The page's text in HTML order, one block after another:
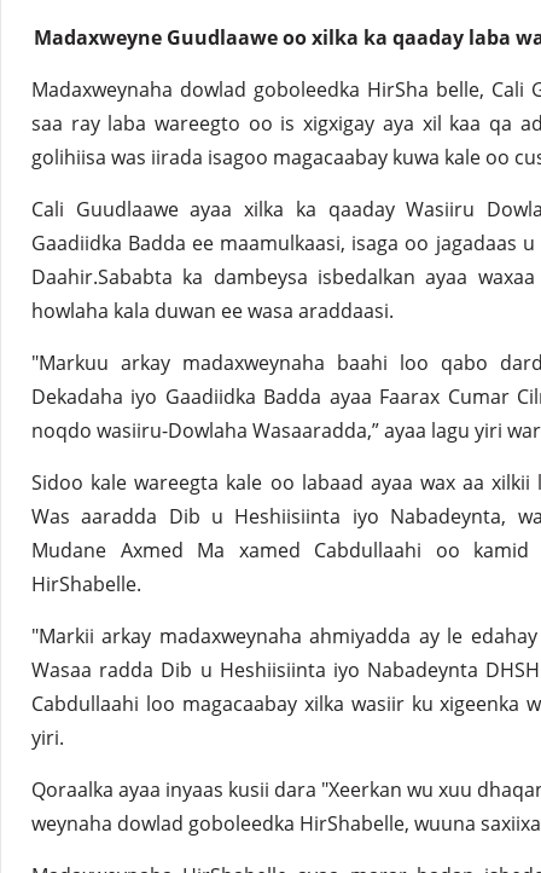
Madaxweyne Guudlaawe oo xilka ka qaaday laba
Madaxweynaha dowlad goboleedka HirSha belle, Cali
saa ray laba wareegto oo is xigxigay aya xil kaa qa
golihiisa was iirada isagoo magacaabay kuwa kale oo
Cali Guudlaawe ayaa xilka ka qaaday Wasiiru
Gaadiidka Badda ee maamulkaasi, isaga oo jagadaas
Daahir.Sababta ka dambeysa isbedalkan ayaa
howlaha kala duwan ee wasa araddaasi.
"Markuu arkay madaxweynaha baahi loo qabo
Dekadaha iyo Gaadiidka Badda ayaa Faarax Cumar
noqdo wasiiru-Dowlaha Wasaaradda,” ayaa lagu yiri
Sidoo kale wareegta kale oo labaad ayaa wax aa xilkii
Was aaradda Dib u Heshiisiinta iyo Nabadeynta,
Mudane Axmed Ma xamed Cabdullaahi oo
HirShabelle.
"Markii arkay madaxweynaha ahmiyadda ay le
Wasaa radda Dib u Heshiisiinta iyo Nabadeynta
Cabdullaahi loo magacaabay xilka wasiir ku xigeenka
yiri.
Qoraalka ayaa inyaas kusii dara "Xeerkan wu xuu
weynaha dowlad goboleedka HirShabelle, wuuna